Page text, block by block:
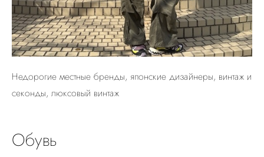
Недорогие местные бренды, японские дизайнеры, винтаж и
секонды, люксовый винтаж
Обувь